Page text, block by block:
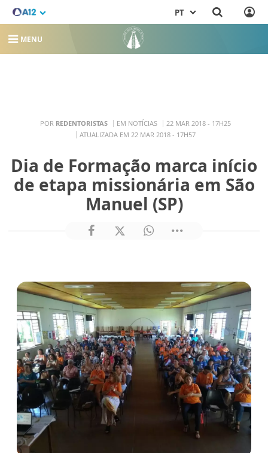
PT
MENU
POR REDENTORISTAS EM NOTÍCIAS
22 MAR 2018 - 17H25
ATUALIZADA EM 22 MAR 2018 - 17H57
Dia de Formação marca início
de etapa missionária em São
Manuel (SP)